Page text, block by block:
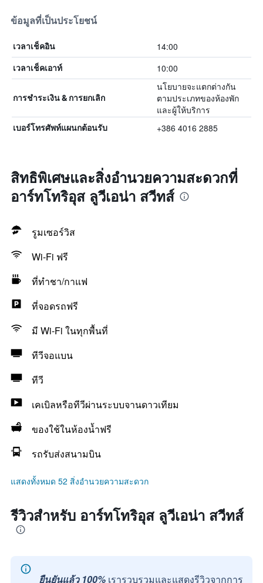
ข้อมูลที่เป็นประโยชน์
เวลาเช็คอิน 14:00
เวลาเช็คเอาท์ 10:00
การชำระเงิน & การยกเลิก
นโยบายจะแตกต่างกัน
ตามประเภทของห้องพัก
และผู้ให้บริการ
เบอร์โทรศัพท์แผนกต้อนรับ +386 4016 2885
สิทธิพิเศษและสิ่งอำนวยความสะดวกที่
อาร์ทโทริอุส ลูวีเอน่า สวีทส์
รูมเซอร์วิส
Wi-Fi ฟรี
ที่ทำชา/กาแฟ
ที่จอดรถฟรี
มี Wi-Fi ในทุกพื้นที่
ทีวีจอแบน
ทีวี
เคเบิลหรือทีวีผ่านระบบจานดาวเทียม
ของใช้ในห้องน้ำฟรี
รถรับส่งสนามบิน
แสดงทั้งหมด 52 สิ่งอำนวยความสะดวก
รีวิวสำหรับ อาร์ทโทริอุส ลูวีเอน่า สวีทส์
ยืนยันแล้ว 100% เรารวบรวมและแสดงรีวิวจากการ